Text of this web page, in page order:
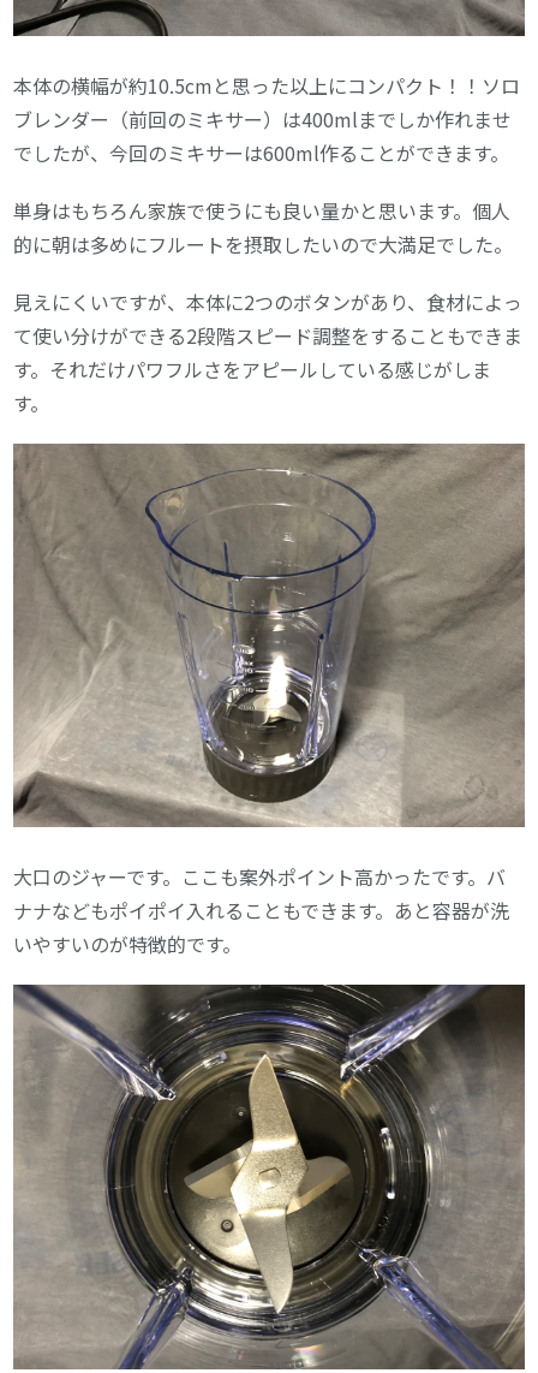
本体の横幅が約10.5cmと思った以上にコンパクト！！ソロ
ブレンダー（前回のミキサー）は400mlまでしか作れませ
でしたが、今回のミキサーは600ml作ることができます。
単身はもちろん家族で使うにも良い量かと思います。個人
的に朝は多めにフルートを摂取したいので大満足でした。
見えにくいですが、本体に2つのボタンがあり、食材によっ
て使い分けができる2段階スピード調整をすることもできま
す。それだけパワフルさをアピールしている感じがしま
す。
大口のジャーです。ここも案外ポイント高かったです。バ
ナナなどもポイポイ入れることもできます。あと容器が洗
いやすいのが特徴的です。